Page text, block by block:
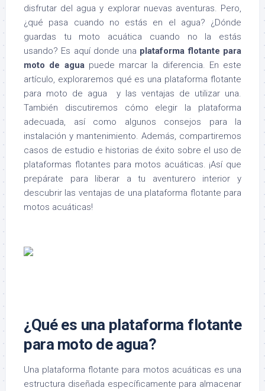
disfrutar del agua y explorar nuevas aventuras. Pero,
¿qué pasa cuando no estás en el agua? ¿Dónde
guardas tu moto acuática cuando no la estás
usando? Es aquí donde una plataforma flotante para
moto de agua puede marcar la diferencia. En este
artículo, exploraremos qué es una plataforma flotante
para moto de agua y las ventajas de utilizar una.
También discutiremos cómo elegir la plataforma
adecuada, así como algunos consejos para la
instalación y mantenimiento. Además, compartiremos
casos de estudio e historias de éxito sobre el uso de
plataformas flotantes para motos acuáticas. ¡Así que
prepárate para liberar a tu aventurero interior y
descubrir las ventajas de una plataforma flotante para
motos acuáticas!
¿Qué es una plataforma flotante
para moto de agua?
Una plataforma flotante para motos acuáticas es una
estructura diseñada específicamente para almacenar